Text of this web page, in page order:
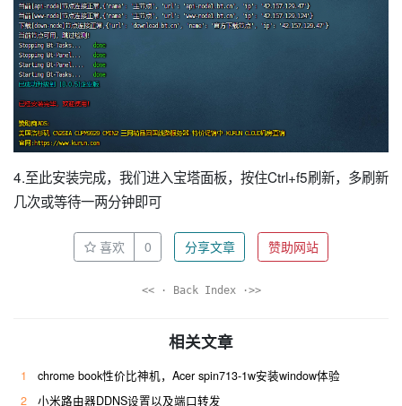
4.至此安装完成，我们进入宝塔面板，按住Ctrl+f5刷新，多刷新
几次或等待一两分钟即可
喜欢 0 分享文章 赞助网站
<< · Back Index ·>>
相关文章
1
chrome book性价比神机，Acer spin713-1w安装window体验
2
小米路由器DDNS设置以及端口转发